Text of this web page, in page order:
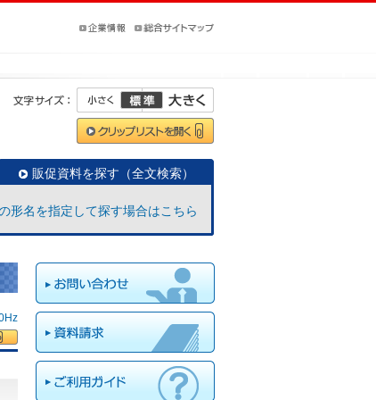
販促資料を探す（全文検索）
形名を指定して探す場合はこちら